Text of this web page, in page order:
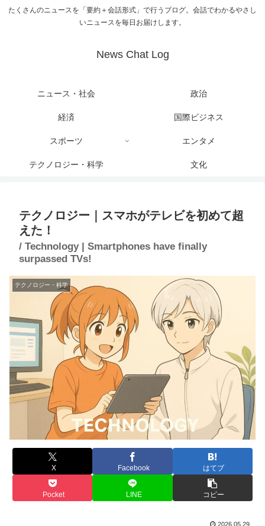
たくさんのニュースを「要約＋会話形式」で行うブログ。会話でわかるやさし
いニュースを毎日お届けします。
News Chat Log
ニュース・社会 政治
経済 国際ビジネス
スポーツ エンタメ
テクノロジー・科学 文化
テクノロジー｜スマホがテレビを初めて超
えた！
/ Technology | Smartphones have finally
surpassed TVs!
テクノロジー・科学
X Facebook はてブ
Pocket LINE コピー
2026.05.29